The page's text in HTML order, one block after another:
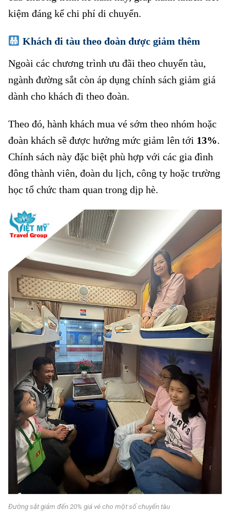
kiệm đáng kể chi phí di chuyển.
Khách đi tàu theo đoàn được giảm thêm
Ngoài các chương trình ưu đãi theo chuyến tàu,
ngành đường sắt còn áp dụng chính sách giảm giá
dành cho khách đi theo đoàn.
Theo đó, hành khách mua vé sớm theo nhóm hoặc
đoàn khách sẽ được hưởng mức giảm lên tới 13%.
Chính sách này đặc biệt phù hợp với các gia đình
đông thành viên, đoàn du lịch, công ty hoặc trường
học tổ chức tham quan trong dịp hè.
Đường sắt giảm đến 20% giá vé cho một số chuyến tàu